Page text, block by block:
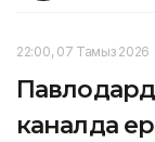
22:00, 07 Тамыз 2026
каналда